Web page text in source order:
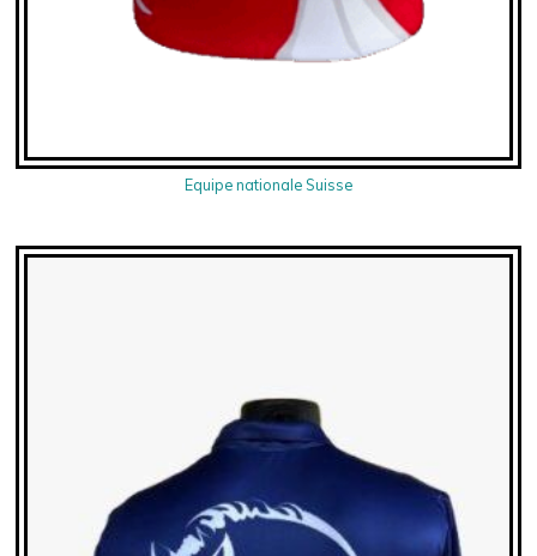
Equipe nationale Suisse